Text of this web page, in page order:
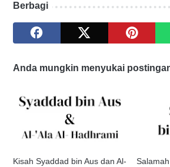
Berbagi
Anda mungkin menyukai
Kisah Syaddad bin Aus dan Al-